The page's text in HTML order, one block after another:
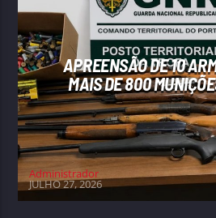
APREENSÃO DE 10
MAIS DE 800
Administrador
JULHO 27, 2026